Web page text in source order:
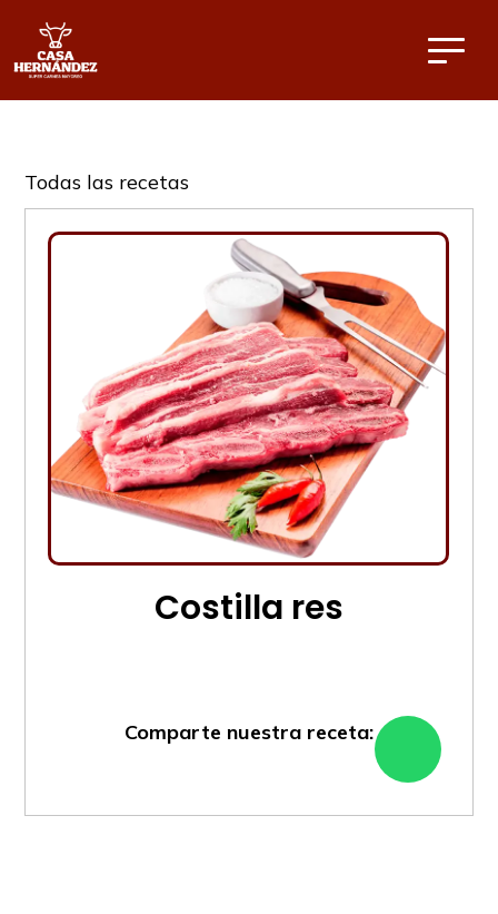
Todas las recetas
Costilla res
Comparte nuestra receta: